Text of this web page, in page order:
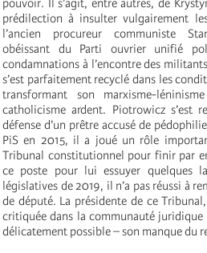
pouvoir. Il s’agit, entre autres, de
prédilection à insulter vulgairement
l’ancien procureur communiste
obéissant du Parti ouvrier unifié
condamnations à l’encontre des
s’est parfaitement recyclé dans les
transformant son marxisme-
catholicisme ardent. Piotrowicz s’est
défense d’un prêtre accusé de
PiS en 2015, il a joué un rôle
Tribunal constitutionnel pour finir par
ce poste pour lui essuyer quelques
législatives de 2019, il n’a pas réussi à
de député. La présidente de ce
critiquée dans la communauté
délicatement possible – son manque du